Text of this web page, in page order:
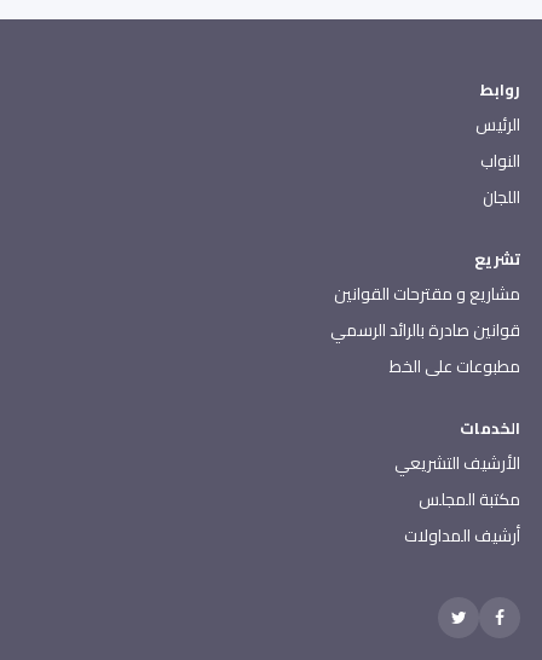
روابط
الرئيس
النواب
اللجان
تشريع
مشاريع و مقترحات القوانين
قوانين صادرة بالرائد الرسمي
مطبوعات على الخط
الخدمات
الأرشيف التشريعي
مكتبة المجلس
أرشيف المداولات